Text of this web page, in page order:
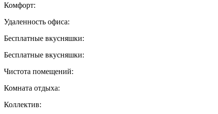
Комфорт:
Удаленность офиса:
Бесплатные вкусняшки:
Бесплатные вкусняшки:
Чистота помещений:
Комната отдыха:
Коллектив: